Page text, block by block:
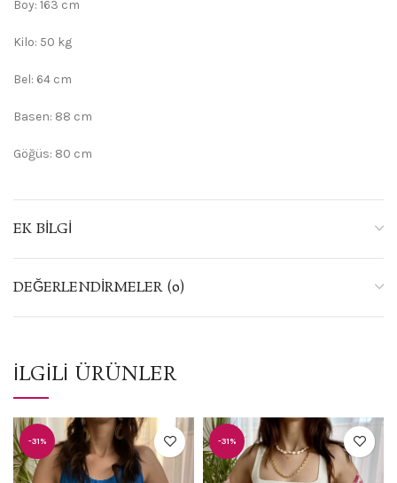
Boy: 163 cm
Kilo: 50 kg
Bel: 64 cm
Basen: 88 cm
Göğüs: 80 cm
EK BILGI
DEĞERLENDIRMELER (0)
İLGILI ÜRÜNLER
-31% -31%